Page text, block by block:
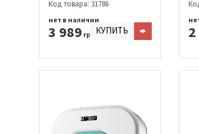
Код товара: 31786
3 989 грн.
нет в наличии
КУПИТЬ